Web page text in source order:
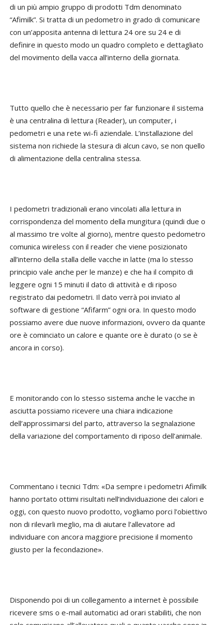
di un più ampio gruppo di prodotti Tdm denominato
“Afimilk”. Si tratta di un pedometro in grado di comunicare
con un’apposita antenna di lettura 24 ore su 24 e di
definire in questo modo un quadro completo e dettagliato
del movimento della vacca all’interno della giornata.
Tutto quello che è necessario per far funzionare il sistema
è una centralina di lettura (Reader), un computer, i
pedometri e una rete wi-fi aziendale. L’installazione del
sistema non richiede la stesura di alcun cavo, se non quello
di alimentazione della centralina stessa.
I pedometri tradizionali erano vincolati alla lettura in
corrispondenza del momento della mungitura (quindi due o
al massimo tre volte al giorno), mentre questo pedometro
comunica wireless con il reader che viene posizionato
all’interno della stalla delle vacche in latte (ma lo stesso
principio vale anche per le manze) e che ha il compito di
leggere ogni 15 minuti il dato di attività e di riposo
registrato dai pedometri. Il dato verrà poi inviato al
software di gestione “Afifarm” ogni ora. In questo modo
possiamo avere due nuove informazioni, ovvero da quante
ore è cominciato un calore e quante ore è durato (o se è
ancora in corso).
E monitorando con lo stesso sistema anche le vacche in
asciutta possiamo ricevere una chiara indicazione
dell’approssimarsi del parto, attraverso la segnalazione
della variazione del comportamento di riposo dell’animale.
Commentano i tecnici Tdm: «Da sempre i pedometri Afimilk
hanno portato ottimi risultati nell’individuazione dei calori e
oggi, con questo nuovo prodotto, vogliamo porci l’obiettivo
non di rilevarli meglio, ma di aiutare l’allevatore ad
individuare con ancora maggiore precisione il momento
giusto per la fecondazione».
Disponendo poi di un collegamento a internet è possibile
ricevere sms o e-mail automatici ad orari stabiliti, che non